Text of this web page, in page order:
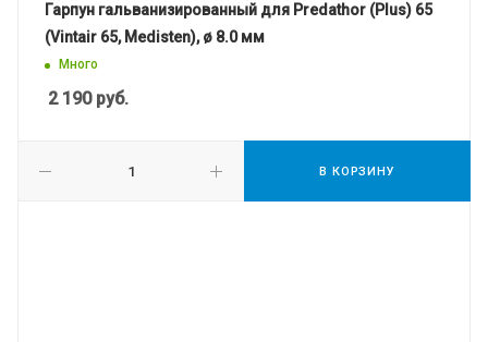
Гарпун гальванизированный для Predathor (Plus) 65
(Vintair 65, Medisten), ø 8.0 мм
Много
2 190руб.
В КОРЗИНУ